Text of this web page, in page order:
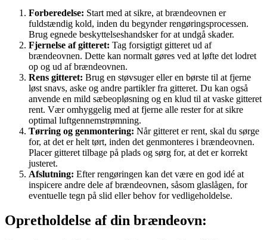
Forberedelse: Start med at sikre, at brændeovnen er
fuldstændig kold, inden du begynder rengøringsprocessen.
Brug egnede beskyttelseshandsker for at undgå skader.
Fjernelse af gitteret: Tag forsigtigt gitteret ud af
brændeovnen. Dette kan normalt gøres ved at løfte det lodret
op og ud af brændeovnen.
Rens gitteret: Brug en støvsuger eller en børste til at fjerne
løst snavs, aske og andre partikler fra gitteret. Du kan også
anvende en mild sæbeopløsning og en klud til at vaske gitteret
rent. Vær omhyggelig med at fjerne alle rester for at sikre
optimal luftgennemstrømning.
Tørring og genmontering: Når gitteret er rent, skal du sørge
for, at det er helt tørt, inden det genmonteres i brændeovnen.
Placer gitteret tilbage på plads og sørg for, at det er korrekt
justeret.
Afslutning: Efter rengøringen kan det være en god idé at
inspicere andre dele af brændeovnen, såsom glaslågen, for
eventuelle tegn på slid eller behov for vedligeholdelse.
Opretholdelse af din brændeovn: